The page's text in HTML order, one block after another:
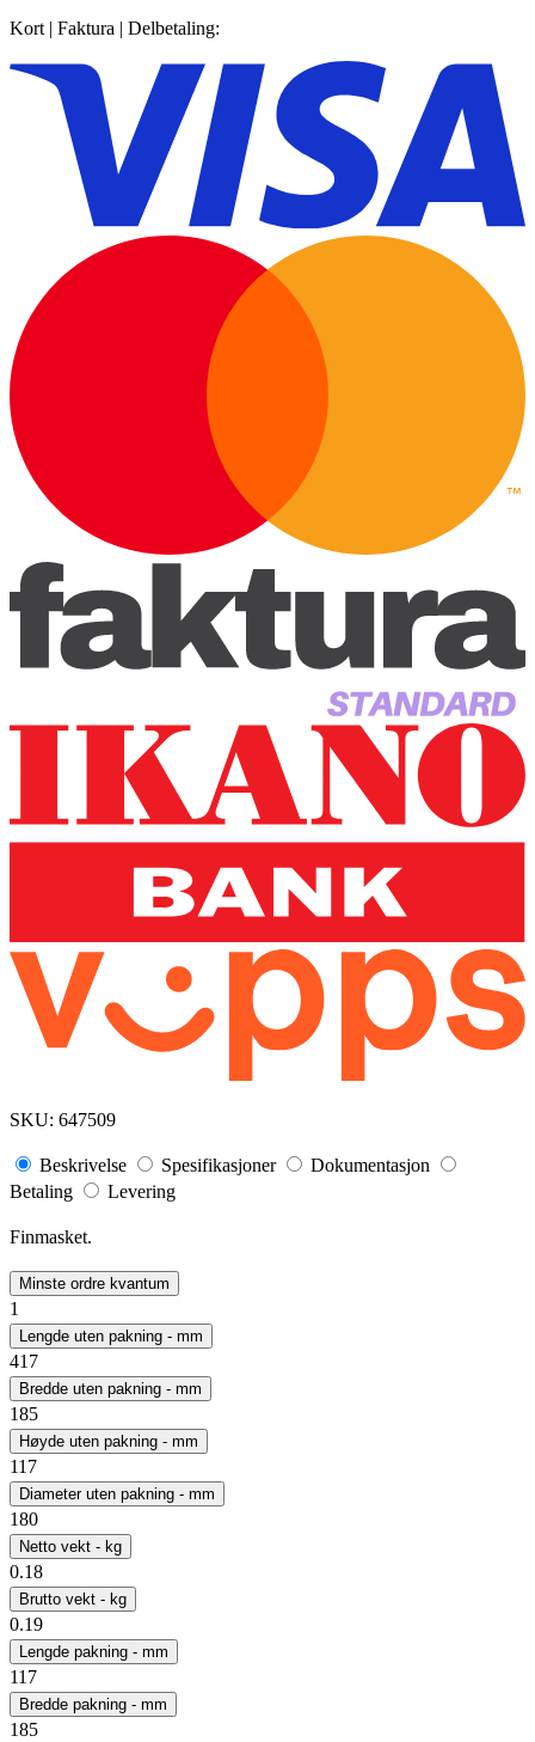
Kort | Faktura | Delbetaling:
SKU: 647509
Beskrivelse Spesifikasjoner
Dokumentasjon
Betaling
Levering
Finmasket.
Minste ordre kvantum
1
Lengde uten pakning - mm
417
Bredde uten pakning - mm
185
Høyde uten pakning - mm
117
Diameter uten pakning - mm
180
Netto vekt - kg
0.18
Brutto vekt - kg
0.19
Lengde pakning - mm
117
Bredde pakning - mm
185